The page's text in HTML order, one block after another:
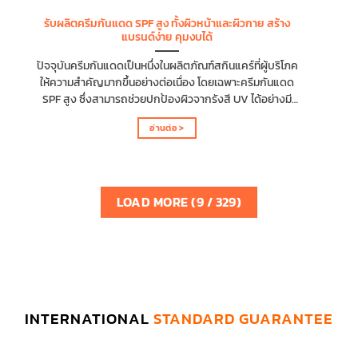
รับผลิตครีมกันแดด SPF สูง ทั้งผิวหน้าและผิวกาย สร้าง
แบรนด์ง่าย คุมงบได้
ปัจจุบันครีมกันแดดเป็นหนึ่งในผลิตภัณฑ์สกินแคร์ที่ผู้บริโภค
ให้ความสำคัญมากขึ้นอย่างต่อเนื่อง โดยเฉพาะครีมกันแดด
SPF สูง ซึ่งสามารถช่วยปกป้องผิวจากรังสี UV ได้อย่างมี
ประสิทธิภาพ ทำให้ตลาดครีมกันแดดยังคงเติบโตและมี
โอกาสทางธุรกิจสูงสำหรับผู้ที่ต้องการสร้างแบรนด์เป็นของ
และผิวกาย พร้อมแนะนำโรงงานรับผลิตครีมกันแดด SPF สูง
ตลอดจนปัจจัยสำคัญที่ช่วยให้เจ้าของแบรนด์สามารถเริ่มต้น
ธุรกิจได้ง่าย คุมงบได้ และแข่งขันในตลาดสกินแคร์ได้อย่างมี
อ่านต่อ >
LOAD MORE(9/ 329)
INTERNATIONAL STANDARD GUARANTEE